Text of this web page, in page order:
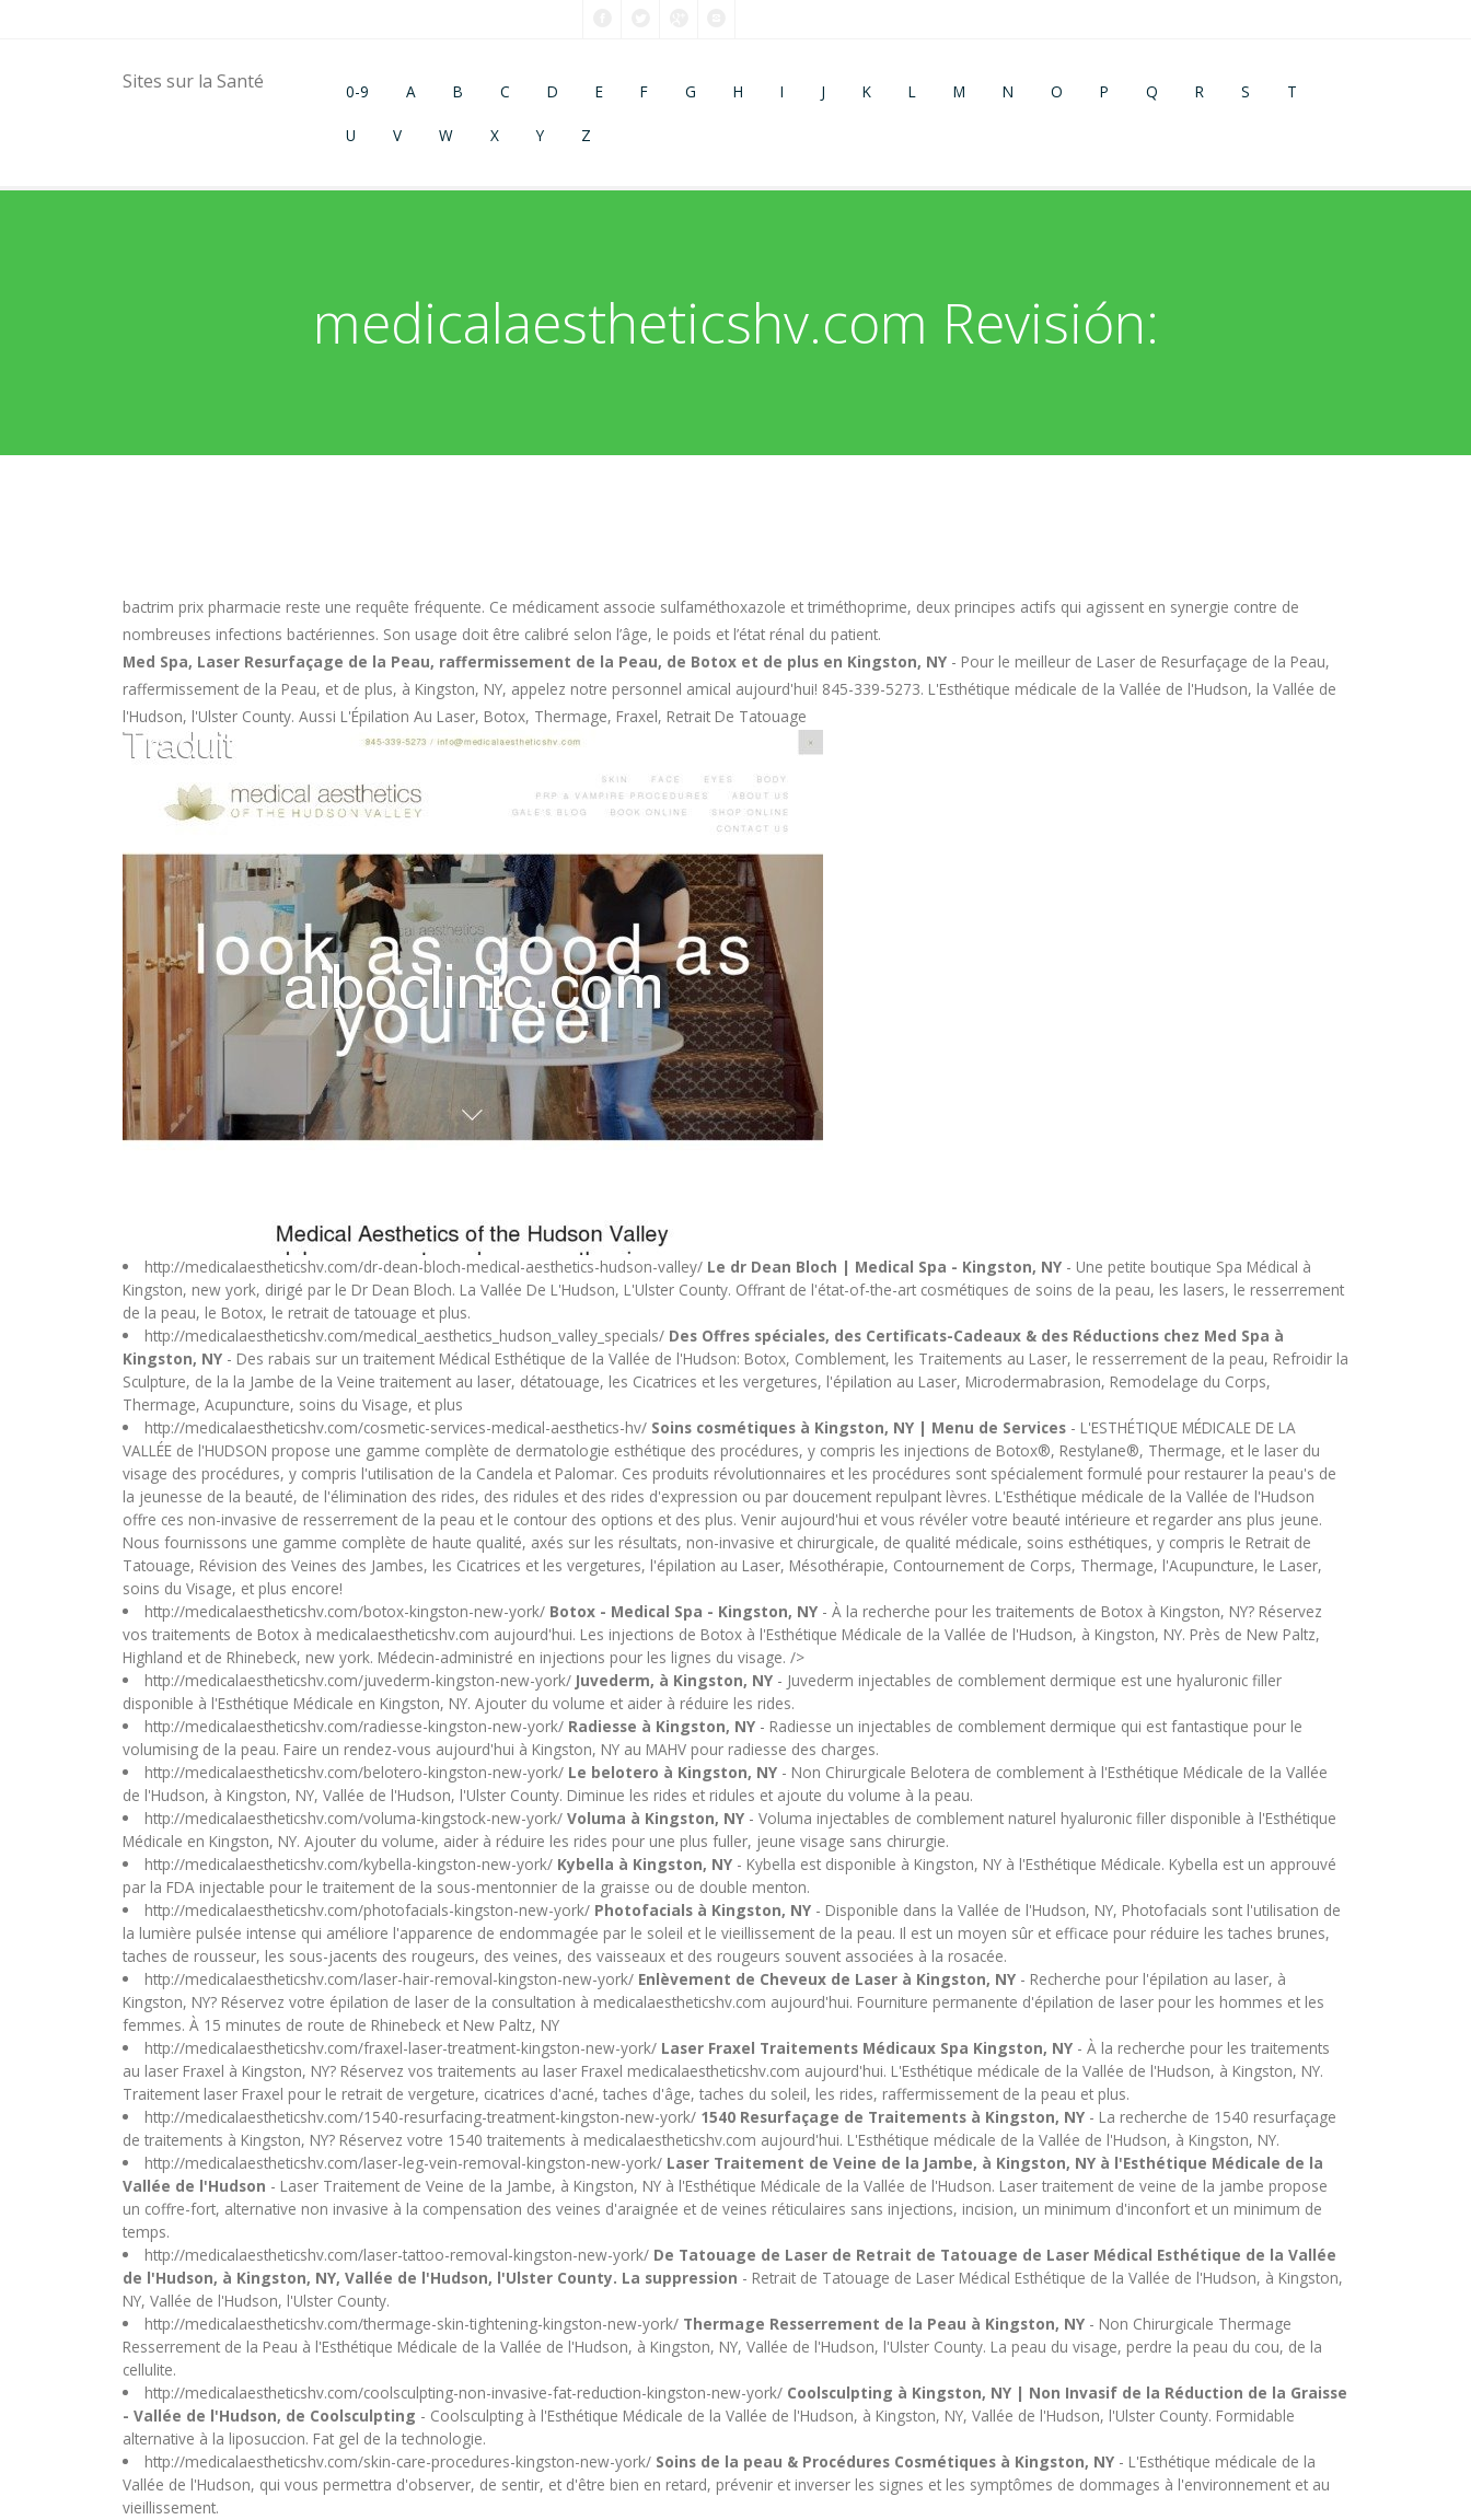
Sites sur la Santé 0-9 A B C D E F G H I J K L M N O P Q R S T
U V W X Y Z
medicalaestheticshv.com Revisión:
bactrim prix pharmacie reste une requête fréquente. Ce médicament associe sulfaméthoxazole et triméthoprime, deux principes actifs qui agissent en synergie contre de
nombreuses infections bactériennes. Son usage doit être calibré selon l’âge, le poids et l’état rénal du patient.
Med Spa, Laser Resurfaçage de la Peau, raffermissement de la Peau, de Botox et de plus en Kingston, NY - Pour le meilleur de Laser de Resurfaçage de la Peau,
raffermissement de la Peau, et de plus, à Kingston, NY, appelez notre personnel amical aujourd'hui! 845-339-5273. L'Esthétique médicale de la Vallée de l'Hudson, la Vallée de
l'Hudson, l'Ulster County. Aussi L'Épilation Au Laser, Botox, Thermage, Fraxel, Retrait De Tatouage
http://medicalaestheticshv.com/dr-dean-bloch-medical-aesthetics-hudson-valley/ Le dr Dean Bloch | Medical Spa - Kingston, NY- Une petite boutique Spa Médical à
Kingston, new york, dirigé par le Dr Dean Bloch. La Vallée De L'Hudson, L'Ulster County. Offrant de l'état-of-the-art cosmétiques de soins de la peau, les lasers, le resserrement
de la peau, le Botox, le retrait de tatouage et plus.
http://medicalaestheticshv.com/medical_aesthetics_hudson_valley_specials/ Des Offres spéciales, des Certificats-Cadeaux & des Réductions chez Med Spa à
Kingston, NY - Des rabais sur un traitement Médical Esthétique de la Vallée de l'Hudson: Botox, Comblement, les Traitements au Laser, le resserrement de la peau, Refroidir la
Sculpture, de la la Jambe de la Veine traitement au laser, détatouage, les Cicatrices et les vergetures, l'épilation au Laser, Microdermabrasion, Remodelage du Corps,
Thermage, Acupuncture, soins du Visage, et plus
http://medicalaestheticshv.com/cosmetic-services-medical-aesthetics-hv/ Soins cosmétiques à Kingston, NY | Menu de Services- L'ESTHÉTIQUE MÉDICALE DE LA
VALLÉE de l'HUDSON propose une gamme complète de dermatologie esthétique des procédures, y compris les injections de Botox®, Restylane®, Thermage, et le laser du
visage des procédures, y compris l'utilisation de la Candela et Palomar. Ces produits révolutionnaires et les procédures sont spécialement formulé pour restaurer la peau's de
la jeunesse de la beauté, de l'élimination des rides, des ridules et des rides d'expression ou par doucement repulpant lèvres. L'Esthétique médicale de la Vallée de l'Hudson
offre ces non-invasive de resserrement de la peau et le contour des options et des plus. Venir aujourd'hui et vous révéler votre beauté intérieure et regarder ans plus jeune.
Nous fournissons une gamme complète de haute qualité, axés sur les résultats, non-invasive et chirurgicale, de qualité médicale, soins esthétiques, y compris le Retrait de
Tatouage, Révision des Veines des Jambes, les Cicatrices et les vergetures, l'épilation au Laser, Mésothérapie, Contournement de Corps, Thermage, l'Acupuncture, le Laser,
soins du Visage, et plus encore!
http://medicalaestheticshv.com/botox-kingston-new-york/ Botox - Medical Spa - Kingston, NY- À la recherche pour les traitements de Botox à Kingston, NY? Réservez
vos traitements de Botox à medicalaestheticshv.com aujourd'hui. Les injections de Botox à l'Esthétique Médicale de la Vallée de l'Hudson, à Kingston, NY. Près de New Paltz,
Highland et de Rhinebeck, new york. Médecin-administré en injections pour les lignes du visage. />
http://medicalaestheticshv.com/juvederm-kingston-new-york/ Juvederm, à Kingston, NY- Juvederm injectables de comblement dermique est une hyaluronic filler
disponible à l'Esthétique Médicale en Kingston, NY. Ajouter du volume et aider à réduire les rides.
http://medicalaestheticshv.com/radiesse-kingston-new-york/ Radiesse à Kingston, NY- Radiesse un injectables de comblement dermique qui est fantastique pour le
volumising de la peau. Faire un rendez-vous aujourd'hui à Kingston, NY au MAHV pour radiesse des charges.
http://medicalaestheticshv.com/belotero-kingston-new-york/ Le belotero à Kingston, NY- Non Chirurgicale Belotera de comblement à l'Esthétique Médicale de la Vallée
de l'Hudson, à Kingston, NY, Vallée de l'Hudson, l'Ulster County. Diminue les rides et ridules et ajoute du volume à la peau.
http://medicalaestheticshv.com/voluma-kingstock-new-york/ Voluma à Kingston, NY- Voluma injectables de comblement naturel hyaluronic filler disponible à l'Esthétique
Médicale en Kingston, NY. Ajouter du volume, aider à réduire les rides pour une plus fuller, jeune visage sans chirurgie.
http://medicalaestheticshv.com/kybella-kingston-new-york/ Kybella à Kingston, NY- Kybella est disponible à Kingston, NY à l'Esthétique Médicale. Kybella est un approuvé
par la FDA injectable pour le traitement de la sous-mentonnier de la graisse ou de double menton.
http://medicalaestheticshv.com/photofacials-kingston-new-york/ Photofacials à Kingston, NY- Disponible dans la Vallée de l'Hudson, NY, Photofacials sont l'utilisation de
la lumière pulsée intense qui améliore l'apparence de endommagée par le soleil et le vieillissement de la peau. Il est un moyen sûr et efficace pour réduire les taches brunes,
taches de rousseur, les sous-jacents des rougeurs, des veines, des vaisseaux et des rougeurs souvent associées à la rosacée.
http://medicalaestheticshv.com/laser-hair-removal-kingston-new-york/ Enlèvement de Cheveux de Laser à Kingston, NY- Recherche pour l'épilation au laser, à
Kingston, NY? Réservez votre épilation de laser de la consultation à medicalaestheticshv.com aujourd'hui. Fourniture permanente d'épilation de laser pour les hommes et les
femmes. À 15 minutes de route de Rhinebeck et New Paltz, NY
http://medicalaestheticshv.com/fraxel-laser-treatment-kingston-new-york/ Laser Fraxel Traitements Médicaux Spa Kingston, NY- À la recherche pour les traitements
au laser Fraxel à Kingston, NY? Réservez vos traitements au laser Fraxel medicalaestheticshv.com aujourd'hui. L'Esthétique médicale de la Vallée de l'Hudson, à Kingston, NY.
Traitement laser Fraxel pour le retrait de vergeture, cicatrices d'acné, taches d'âge, taches du soleil, les rides, raffermissement de la peau et plus.
http://medicalaestheticshv.com/1540-resurfacing-treatment-kingston-new-york/ 1540 Resurfaçage de Traitements à Kingston, NY- La recherche de 1540 resurfaçage
de traitements à Kingston, NY? Réservez votre 1540 traitements à medicalaestheticshv.com aujourd'hui. L'Esthétique médicale de la Vallée de l'Hudson, à Kingston, NY.
http://medicalaestheticshv.com/laser-leg-vein-removal-kingston-new-york/ Laser Traitement de Veine de la Jambe, à Kingston, NY à l'Esthétique Médicale de la
Vallée de l'Hudson - Laser Traitement de Veine de la Jambe, à Kingston, NY à l'Esthétique Médicale de la Vallée de l'Hudson. Laser traitement de veine de la jambe propose
un coffre-fort, alternative non invasive à la compensation des veines d'araignée et de veines réticulaires sans injections, incision, un minimum d'inconfort et un minimum de
temps.
http://medicalaestheticshv.com/laser-tattoo-removal-kingston-new-york/ De Tatouage de Laser de Retrait de Tatouage de Laser Médical Esthétique de la Vallée
de l'Hudson, à Kingston, NY, Vallée de l'Hudson, l'Ulster County. La suppression - Retrait de Tatouage de Laser Médical Esthétique de la Vallée de l'Hudson, à Kingston,
NY, Vallée de l'Hudson, l'Ulster County.
http://medicalaestheticshv.com/thermage-skin-tightening-kingston-new-york/ Thermage Resserrement de la Peau à Kingston, NY- Non Chirurgicale Thermage
Resserrement de la Peau à l'Esthétique Médicale de la Vallée de l'Hudson, à Kingston, NY, Vallée de l'Hudson, l'Ulster County. La peau du visage, perdre la peau du cou, de la
cellulite.
http://medicalaestheticshv.com/coolsculpting-non-invasive-fat-reduction-kingston-new-york/ Coolsculpting à Kingston, NY | Non Invasif de la Réduction de la Graisse
- Vallée de l'Hudson, de Coolsculpting - Coolsculpting à l'Esthétique Médicale de la Vallée de l'Hudson, à Kingston, NY, Vallée de l'Hudson, l'Ulster County. Formidable
alternative à la liposuccion. Fat gel de la technologie.
http://medicalaestheticshv.com/skin-care-procedures-kingston-new-york/ Soins de la peau & Procédures Cosmétiques à Kingston, NY- L'Esthétique médicale de la
Vallée de l'Hudson, qui vous permettra d'observer, de sentir, et d'être bien en retard, prévenir et inverser les signes et les symptômes de dommages à l'environnement et au
vieillissement.